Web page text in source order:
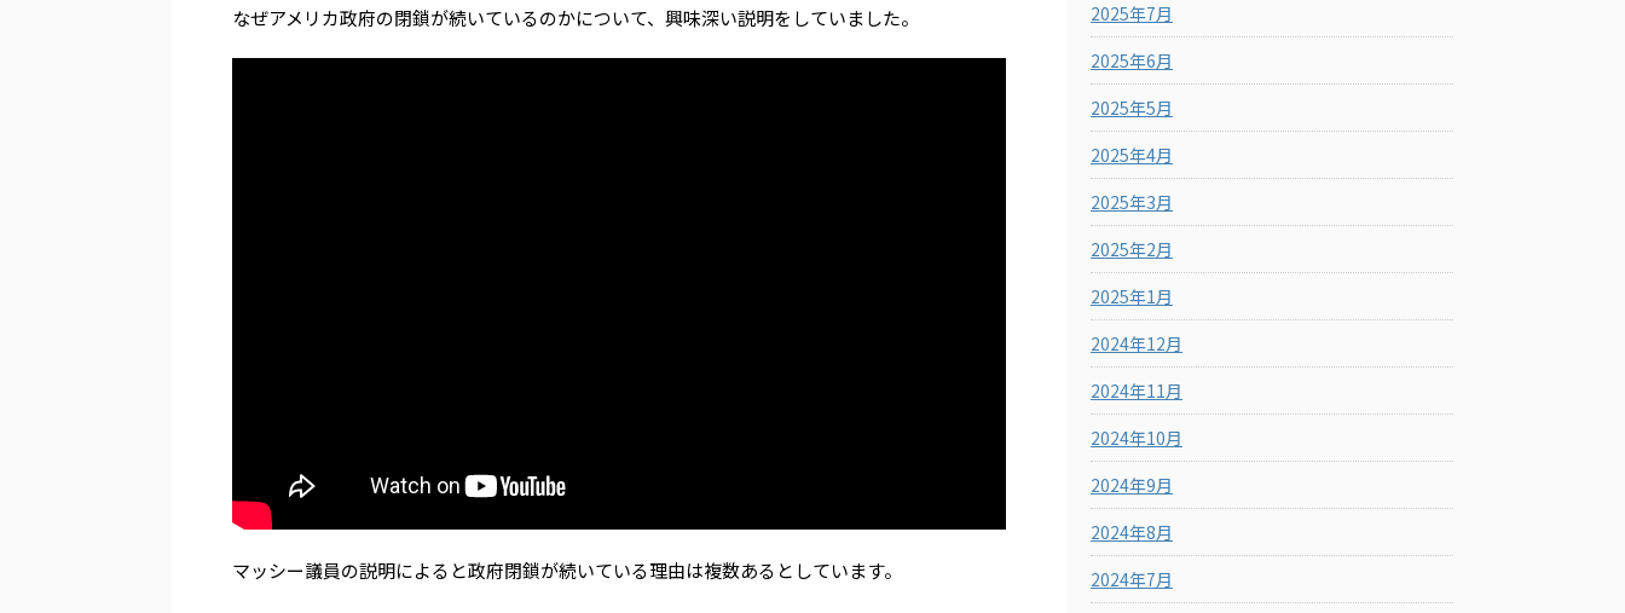
なぜアメリカ政府の閉鎖が続いているのかについて、興味深い説明をしていました。
マッシー議員の説明によると政府閉鎖が続いている理由は複数あるとしています。
2025年7月
2025年6月
2025年5月
2025年4月
2025年3月
2025年2月
2025年1月
2024年12月
2024年11月
2024年10月
2024年9月
2024年8月
2024年7月